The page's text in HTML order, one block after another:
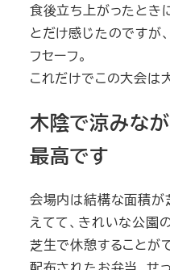
食後立ち上がったとき
とだけ感じたのですが
フセーフ。
これだけでこの大会は
木陰で涼みな
最高です
会場内は結構な面積
えてて、きれいな公園
芝生で休憩することが